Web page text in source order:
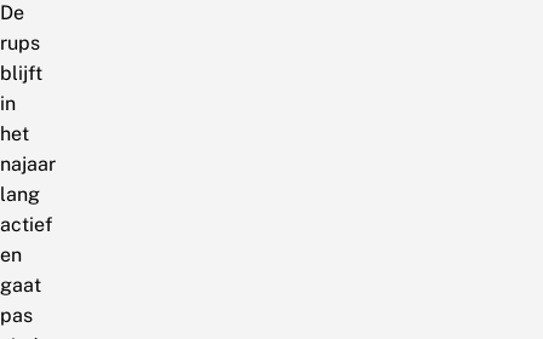
De
rups
blijft
in
het
najaar
lang
actief
en
gaat
pas